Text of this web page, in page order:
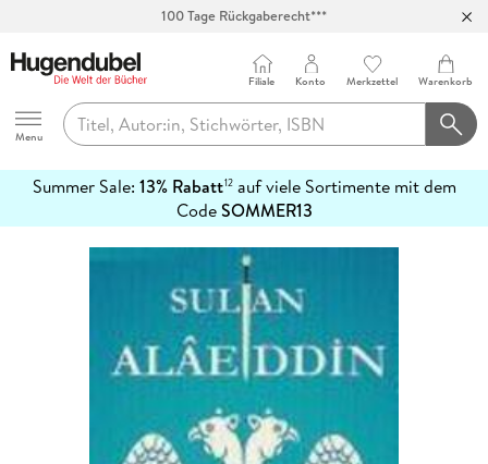
100 Tage Rückgaberecht***
Hugendubel
Menu
Filiale Konto Merkzettel Warenkorb
Summer Sale: 13% Rabatt12auf viele Sortimente mit dem
CodeSOMMER13
erfahren